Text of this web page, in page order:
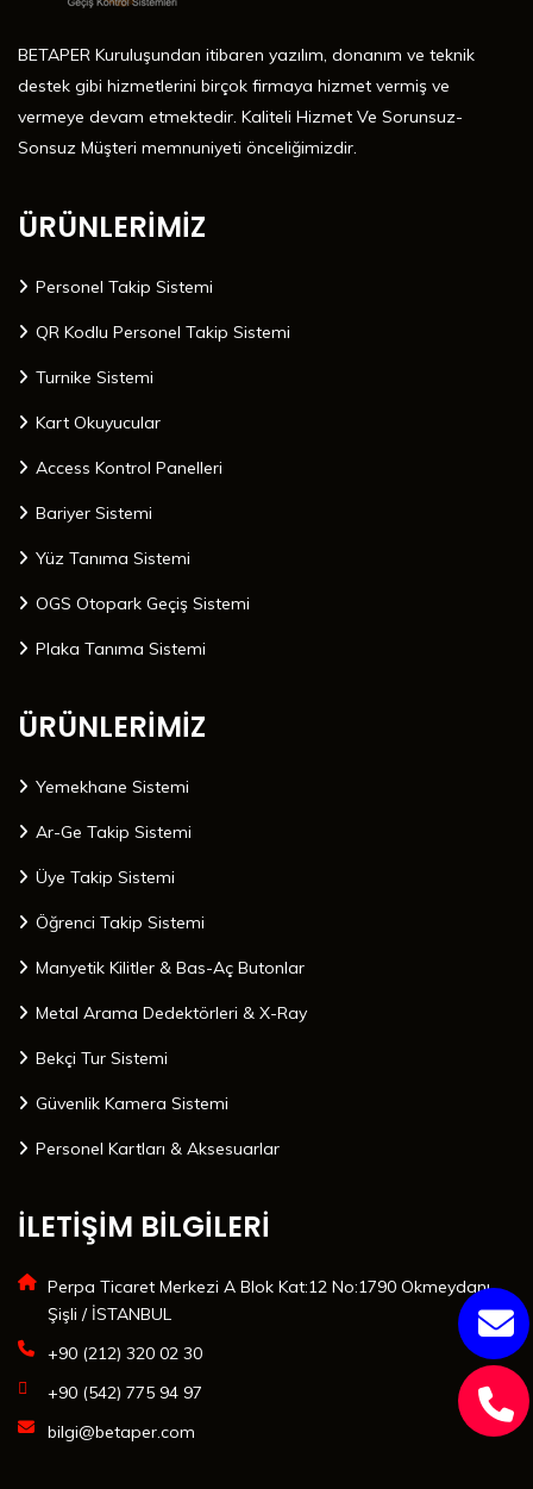
BETAPER Kuruluşundan itibaren yazılım, donanım ve teknik
destek gibi hizmetlerini birçok firmaya hizmet vermiş ve
vermeye devam etmektedir. Kaliteli Hizmet Ve Sorunsuz-
Sonsuz Müşteri memnuniyeti önceliğimizdir.
ÜRÜNLERİMİZ
Personel Takip Sistemi
QR Kodlu Personel Takip Sistemi
Turnike Sistemi
Kart Okuyucular
Access Kontrol Panelleri
Bariyer Sistemi
Yüz Tanıma Sistemi
OGS Otopark Geçiş Sistemi
Plaka Tanıma Sistemi
ÜRÜNLERİMİZ
Yemekhane Sistemi
Ar-Ge Takip Sistemi
Üye Takip Sistemi
Öğrenci Takip Sistemi
Manyetik Kilitler & Bas-Aç Butonlar
Metal Arama Dedektörleri & X-Ray
Bekçi Tur Sistemi
Güvenlik Kamera Sistemi
Personel Kartları & Aksesuarlar
İLETİŞİM BİLGİLERİ
Perpa Ticaret Merkezi A Blok Kat:12 No:1790 Okmeydanı
Şişli / İSTANBUL
+90 (212) 320 02 30
+90 (542) 775 94 97
bilgi@betaper.com